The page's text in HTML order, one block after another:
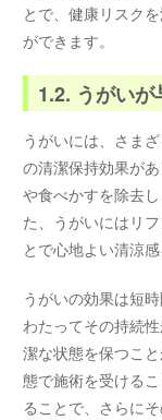
とで、健康リスク
ができます。
1.2. うがい
うがいには、さま
の清潔保持効果が
や食べかすを除去
た、うがいにはリ
とで心地よい清涼
うがいの効果は短
わたってその持続
潔な状態を保つこ
態で施術を受ける
ることで、さらに